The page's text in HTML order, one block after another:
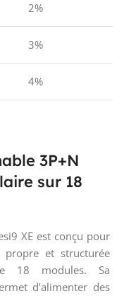
2%
3%
4%
3P+N
sur 18
XE est conçu pour
propre et structurée
18 modules. Sa
d’alimenter des